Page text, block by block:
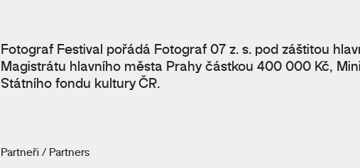
Fotograf Festival pořádá Fotograf 07 z. s. pod záštitou
Magistrátu hlavního města Prahy částkou 400 000 Kč,
Státního fondu kultury ČR.
Partneři / Partners